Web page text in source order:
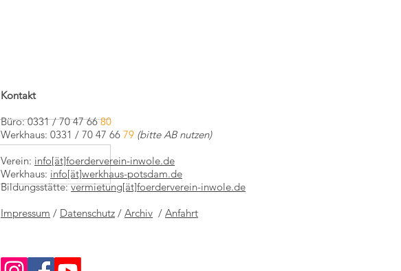
Trans Europe Halles Konferenz in
Marseille
Kontakt
Büro: 0331 / 70 47 6680
Werkhaus: 0331 / 70 47 66 79 (bitte AB nutzen)
Verein: info[ät]foerderverein-inwole.de
Werkhaus: info[ät]werkhaus-potsdam.de
Bildungsstätte:vermietung[ät]foerderverein-inwole.de
Impressum / Datenschutz / Archiv / Anfahrt